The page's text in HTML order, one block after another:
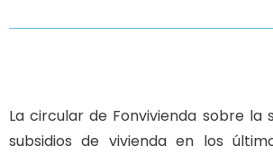
La circular de Fonvivienda sobre la
subsidios de vivienda en los